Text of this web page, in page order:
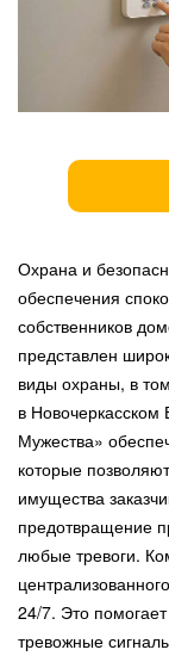
Охрана и
обеспечения
собственников
представлен
виды охраны, в
в
Мужества»
которые
имущества
предотвращение
любые тревоги.
24/7. Это
тревожные